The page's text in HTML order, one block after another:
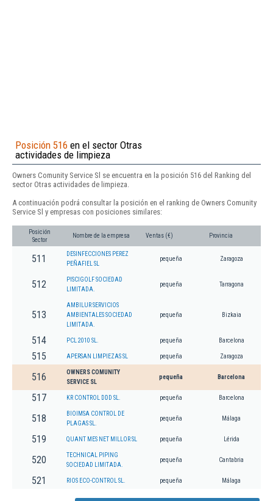
Posición 516 en el sector Otras
actividades de limpieza
Owners Comunity Service Sl se encuentra en la posición 516 del Ranking del
sector Otras actividades de limpieza.
A continuación podrá consultar la posición en el ranking de Owners Comunity
Service Sl y empresas con posiciones similares:
Posición
Sector
Nombre de la empresa Ventas (€) Provincia
511
DESINFECCIONES PEREZ
PEÑAFIEL SL
pequeña Zaragoza
512
PISCIGOLF SOCIEDAD
LIMITADA.
pequeña Tarragona
513
AMBILUR SERVICIOS
AMBIENTALES SOCIEDAD
LIMITADA.
pequeña Bizkaia
514 PCL 2010 SL. pequeña Barcelona
515 APERSAN LIMPIEZAS SL pequeña Zaragoza
516
OWNERS COMUNITY
SERVICE SL
pequeña Barcelona
517 KR CONTROL DDD SL. pequeña Barcelona
518
BIOIMSA CONTROL DE
PLAGAS SL.
pequeña Málaga
519 QUANT MES NET MILLOR SL pequeña Lérida
520
TECHNICAL PIPING
SOCIEDAD LIMITADA.
pequeña Cantabria
521 RIOS ECO-CONTROL SL. pequeña Málaga